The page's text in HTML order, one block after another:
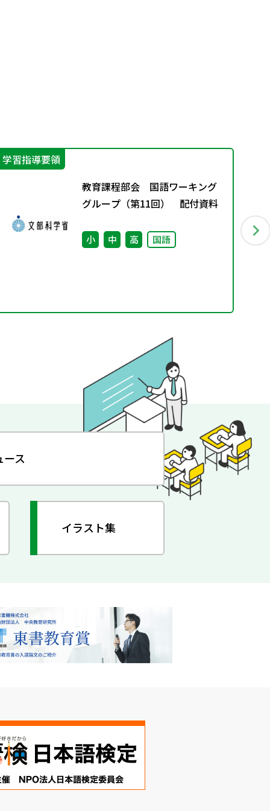
学習指導要領
教育課程部会 国語ワーキング
グループ（第11回） 配付資料
小 中 高 国語
ース
イラスト集